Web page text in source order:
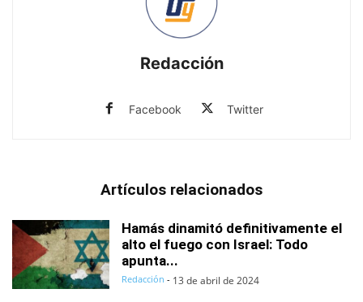
Redacción
Facebook Twitter
Artículos relacionados
Hamás dinamitó definitivamente el
alto el fuego con Israel: Todo
apunta...
Redacción - 13 de abril de 2024